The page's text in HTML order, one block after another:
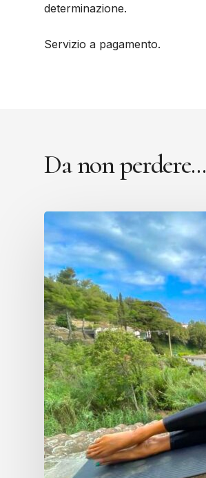
determinazione.
Servizio a pagamento.
Da non perdere...